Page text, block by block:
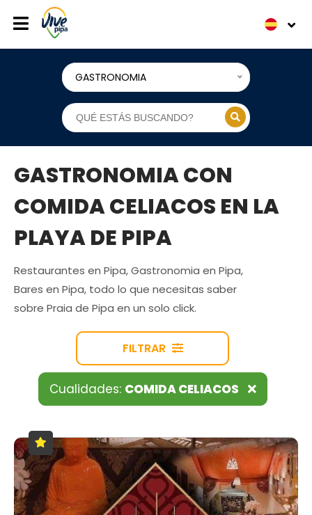
GASTRONOMIA
GASTRONOMIA CON
COMIDA CELIACOS EN LA
PLAYA DE PIPA
Restaurantes en Pipa, Gastronomia en Pipa,
Bares en Pipa, todo lo que necesitas saber
sobre Praia de Pipa en un solo click.
FILTRAR
Cualidades: COMIDA CELIACOS